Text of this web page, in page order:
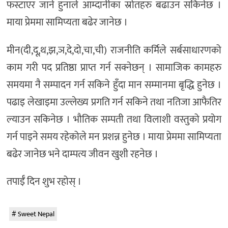
फस्टाएर जाने हुनाले आम्दानीका स्रोतहरु बढाउन सकिनेछ ।
माया प्रेममा सामिप्यता बढेर जानेछ ।
मीन(दी,दू,थ,झ,ञ,दे,दो,चा,ची) राजनीति कर्मिले सर्बसाधारणको
काम गरी पद प्रतिष्ठा प्राप्त गर्न सक्नेछन् । सामाजिक कामहरु
समयमा नै सम्पादन गर्न सकिने हुँदा मान सम्मानमा बृद्धि हुनेछ ।
पढाइ लेखाइमा उल्लेख्य प्रगति गर्न सकिने तथा नतिजा आफैतिर
ल्याउन सकिनेछ । भौतिक सम्पती तथा विलाशी वस्तुको प्रयोग
गर्न पाइने समय रहेकोले मन प्रशन्न हुनेछ । माया प्रेममा सामिप्यता
बढेर जानेछ भने दाम्पत्य जीवन खुशी रहनेछ ।
तपाईँ दिन शुभ रहोस् ।
Sweet Nepal